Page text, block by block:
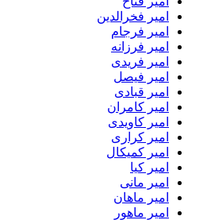
امیر فخرالدین
امیر فرجام
امیر فرزانه
امیر فریدی
امیر فیصل
امیر قبادی
امیر کامران
امیر کاویدی
امیر کراری
امیر کمیکال
امیر کیا
امیر مانی
امیر ماهان
امیر ماهور